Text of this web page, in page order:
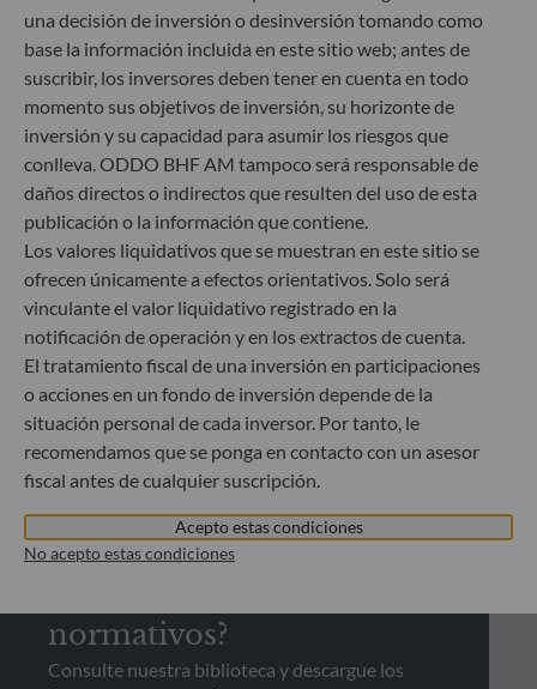
INFORMACIÓN NORMATIVA
normativos?
Consulte nuestra biblioteca y descargue los
una decisión de inversión o desinversión tomando como
base la información incluida en este sitio web; antes de
suscribir, los inversores deben tener en cuenta en todo
momento sus objetivos de inversión, su horizonte de
inversión y su capacidad para asumir los riesgos que
conlleva. ODDO BHF AM tampoco será responsable de
daños directos o indirectos que resulten del uso de esta
publicación o la información que contiene.
Los valores liquidativos que se muestran en este sitio se
ofrecen únicamente a efectos orientativos. Solo será
vinculante el valor liquidativo registrado en la
notificación de operación y en los extractos de cuenta.
El tratamiento fiscal de una inversión en participaciones
o acciones en un fondo de inversión depende de la
situación personal de cada inversor. Por tanto, le
recomendamos que se ponga en contacto con un asesor
fiscal antes de cualquier suscripción.
Acepto estas condiciones
No acepto estas condiciones